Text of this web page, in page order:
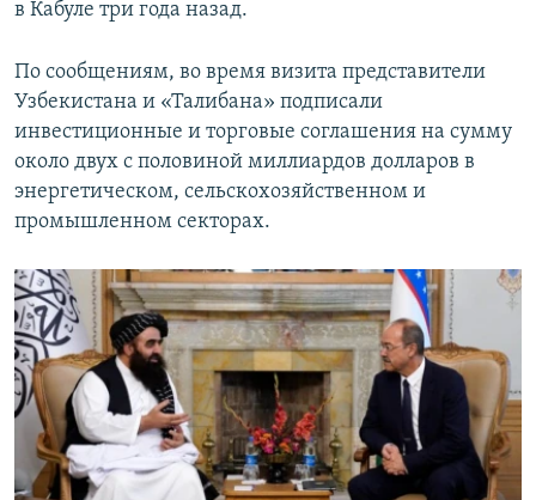
в Кабуле три года назад.
По сообщениям, во время визита представители
Узбекистана и «Талибана» подписали
инвестиционные и торговые соглашения на сумму
около двух с половиной миллиардов долларов в
энергетическом, сельскохозяйственном и
промышленном секторах.